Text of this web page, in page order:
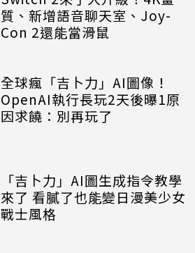
質、新增語音聊天室、Joy-
Con 2還能當滑鼠
全球瘋「吉卜力」AI圖像！
OpenAI執行長玩2天後曝1原
因求饒：別再玩了
「吉卜力」AI圖生成指令教學
來了 看膩了也能變日漫美少女
戰士風格